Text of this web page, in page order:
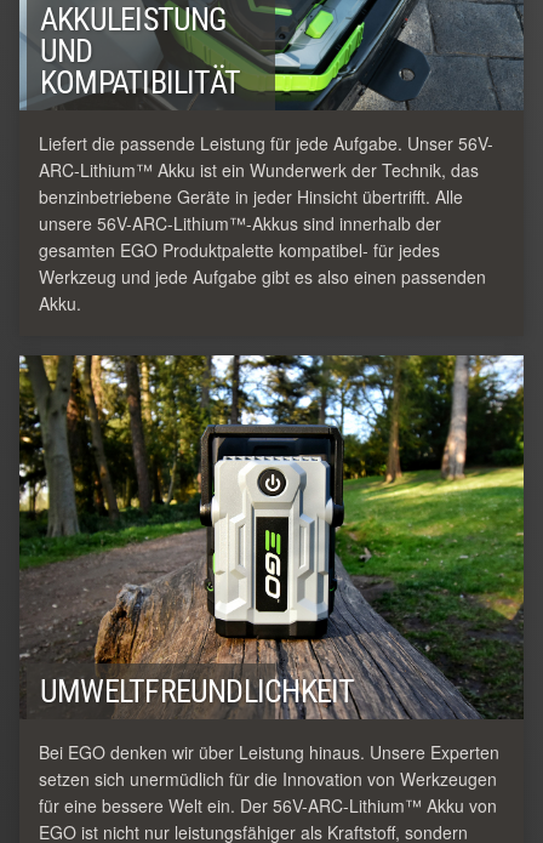
AKKULEISTUNG
UND
KOMPATIBILITÄT
Liefert die passende Leistung für jede Aufgabe. Unser 56V-
ARC-Lithium™ Akku ist ein Wunderwerk der Technik, das
benzinbetriebene Geräte in jeder Hinsicht übertrifft. Alle
unsere 56V-ARC-Lithium™-Akkus sind innerhalb der
gesamten EGO Produktpalette kompatibel- für jedes
Werkzeug und jede Aufgabe gibt es also einen passenden
Akku.
UMWELTFREUNDLICHKEIT
Bei EGO denken wir über Leistung hinaus. Unsere Experten
setzen sich unermüdlich für die Innovation von Werkzeugen
für eine bessere Welt ein. Der 56V-ARC-Lithium™ Akku von
EGO ist nicht nur leistungsfähiger als Kraftstoff, sondern